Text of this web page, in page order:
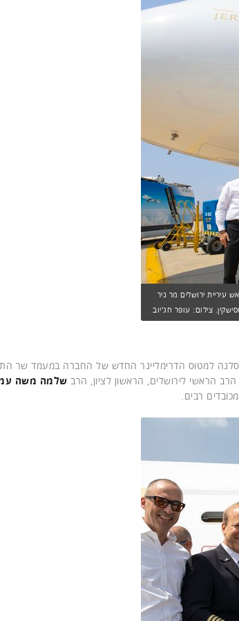
ירושלים מר ניר
צילום: עופר חג'יוב
למטוס הדרימליינר החדש של החברה במעמד שר
הרב הראשי לירושלים, הראשון לציון, הרב שלמה משה
רבים.